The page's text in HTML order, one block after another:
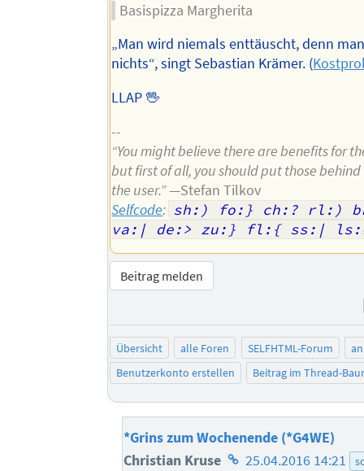
Basispizza Margherita
„Man wird niemals enttäuscht, denn
nichts“, singt Sebastian Krämer. (
LLAP 🖖
--
“You might believe there are benefits for
but first of all, you should put those
the user.”—Stefan Tilkov
Selfcode: sh:) fo:} ch:? rl:)
va:| de:> zu:} fl:{ ss:|
Beitrag melden
Übersicht alle Foren SELFHTML-Forum
Benutzerkonto erstellen
Beitrag im Thread-
*Grins zum Wochenende (*G4WE)
Christian Kruse Homepage
25.04.2016 14:21